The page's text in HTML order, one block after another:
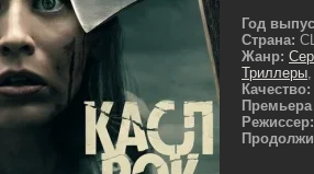
Год
Страна:
Жанр:
Триллеры,
Качество:
Режиссер: